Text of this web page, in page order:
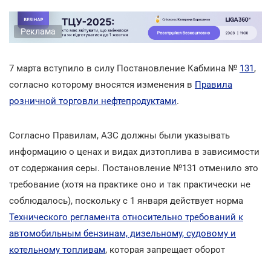
Реклама
7 марта вступило в силу Постановление Кабмина № 131,
согласно которому вносятся изменения в Правила
розничной торговли нефтепродуктами.
Согласно Правилам, АЗС должны были указывать
информацию о ценах и видах дизтоплива в зависимости
от содержания серы. Постановление №131 отменило это
требование (хотя на практике оно и так практически не
соблюдалось), поскольку с 1 января действует норма
Технического регламента относительно требований к
автомобильным бензинам, дизельному, судовому и
котельному топливам, которая запрещает оборот